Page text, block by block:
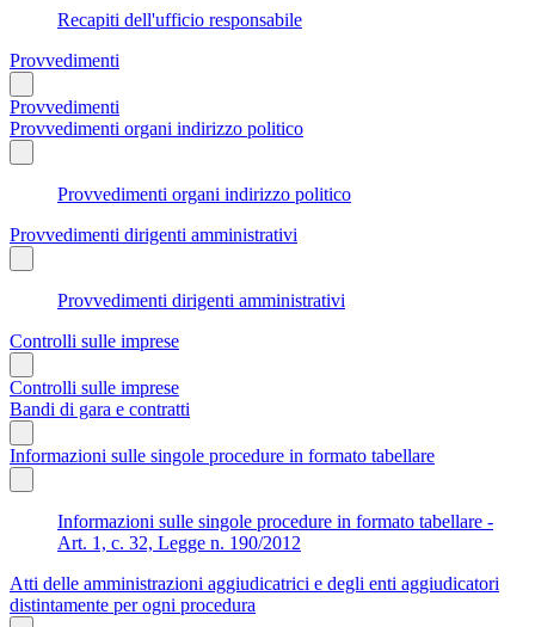
Recapiti dell'ufficio responsabile
Provvedimenti
Provvedimenti
Provvedimenti organi indirizzo politico
Provvedimenti organi indirizzo politico
Provvedimenti dirigenti amministrativi
Provvedimenti dirigenti amministrativi
Controlli sulle imprese
Controlli sulle imprese
Bandi di gara e contratti
Informazioni sulle singole procedure in formato tabellare
Informazioni sulle singole procedure in formato tabellare -
Art. 1, c. 32, Legge n. 190/2012
Atti delle amministrazioni aggiudicatrici e degli enti aggiudicatori
distintamente per ogni procedura